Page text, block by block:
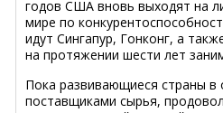
годов США вновь выходят на
мире по
идут Сингапур, Гонконг, а
на протяжении шести лет
Пока развивающиеся страны в
поставщиками сырья,